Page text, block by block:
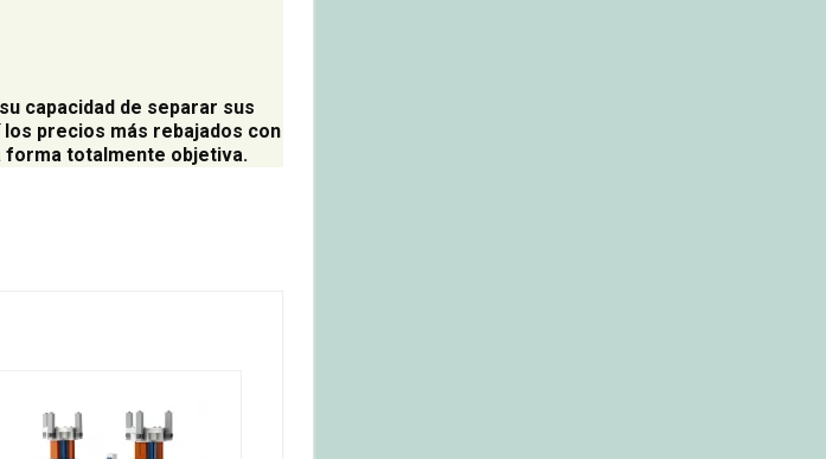
capacidad de separar sus
precios más rebajados con
forma totalmente objetiva.